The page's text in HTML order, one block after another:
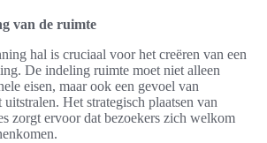
van de ruimte
hal is cruciaal voor het creëren van een
De indeling ruimte moet niet alleen
eisen, maar ook een gevoel van
Het strategisch plaatsen van
zorgt ervoor dat bezoekers zich welkom